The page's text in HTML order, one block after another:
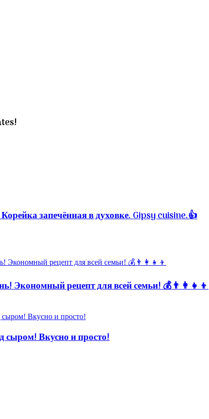
запечённая в духовке. Gipsy cuisine.👍
Экономный рецепт для всей семьи! 💰👨👩👧👦
Вкусно и просто!